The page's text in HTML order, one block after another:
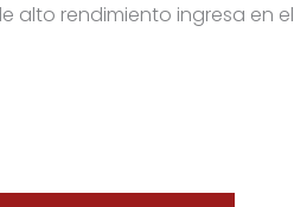
alto rendimiento ingresa en el